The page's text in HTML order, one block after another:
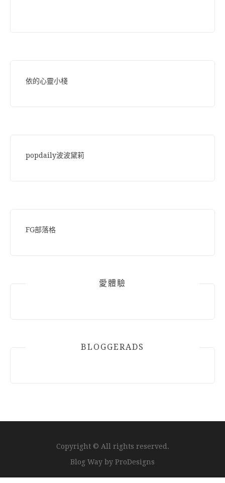
依的心靈小棧
popdaily波波黛莉
FG部落格
愛體驗
BLOGGERADS
Copyright © All rights reserved.
Blog Way by ProDesigns